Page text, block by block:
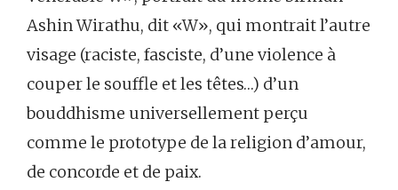
Ashin Wirathu, dit «W», qui montrait l’autre
visage (raciste, fasciste, d’une violence à
couper le souffle et les têtes…) d’un
bouddhisme universellement perçu
comme le prototype de la religion d’amour,
de concorde et de paix.